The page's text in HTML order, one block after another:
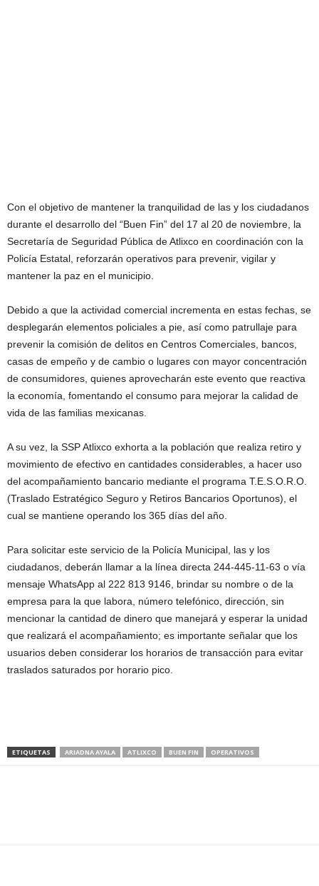
Con el objetivo de mantener la tranquilidad de las y los ciudadanos
durante el desarrollo del “Buen Fin” del 17 al 20 de noviembre, la
Secretaría de Seguridad Pública de Atlixco en coordinación con la
Policía Estatal, reforzarán operativos para prevenir, vigilar y
mantener la paz en el municipio.
Debido a que la actividad comercial incrementa en estas fechas, se
desplegarán elementos policiales a pie, así como patrullaje para
prevenir la comisión de delitos en Centros Comerciales, bancos,
casas de empeño y de cambio o lugares con mayor concentración
de consumidores, quienes aprovecharán este evento que reactiva
la economía, fomentando el consumo para mejorar la calidad de
vida de las familias mexicanas.
A su vez, la SSP Atlixco exhorta a la población que realiza retiro y
movimiento de efectivo en cantidades considerables, a hacer uso
del acompañamiento bancario mediante el programa T.E.S.O.R.O.
(Traslado Estratégico Seguro y Retiros Bancarios Oportunos), el
cual se mantiene operando los 365 días del año.
Para solicitar este servicio de la Policía Municipal, las y los
ciudadanos, deberán llamar a la línea directa 244-445-11-63 o vía
mensaje WhatsApp al 222 813 9146, brindar su nombre o de la
empresa para la que labora, número telefónico, dirección, sin
mencionar la cantidad de dinero que manejará y esperar la unidad
que realizará el acompañamiento; es importante señalar que los
usuarios deben considerar los horarios de transacción para evitar
traslados saturados por horario pico.
ETIQUETAS ARIADNA AYALA ATLIXCO BUEN FIN OPERATIVOS